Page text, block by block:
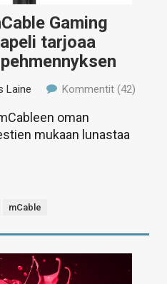
Gaming
tarjoaa
Laine Kommentit (42)
oman
mukaan lunastaa
mCable